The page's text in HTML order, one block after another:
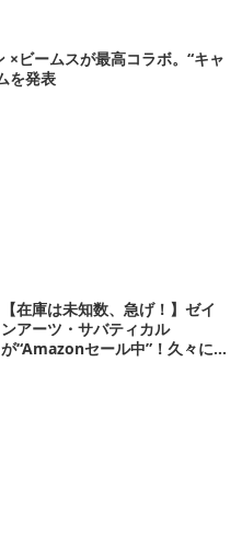
×ビームスが最高コラボ。“キャ
を発表
【在庫は未知数、急げ！】ゼイ
ンアーツ・サバティカル
が“Amazonセール中”！久々に